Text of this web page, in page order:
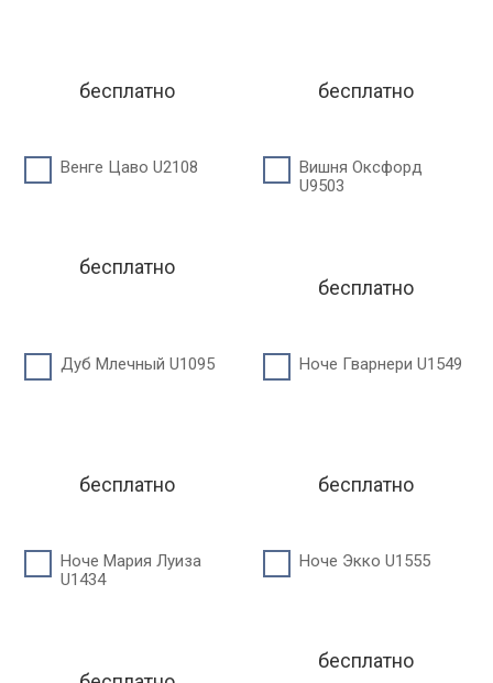
бесплатно бесплатно
Венге Цаво U2108
бесплатно
Вишня Оксфорд
U9503
бесплатно
Дуб Млечный U1095
бесплатно
Ноче Гварнери U1549
бесплатно
Ноче Мария Луиза
U1434
Ноче Экко U1555
бесплатно